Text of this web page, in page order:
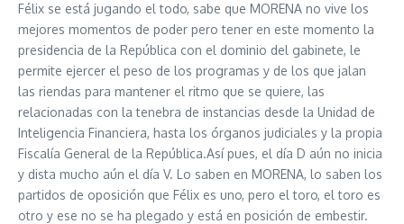
Félix se está jugando el todo, sabe que MORENA no vive los
mejores momentos de poder pero tener en este momento la
presidencia de la República con el dominio del gabinete, le
permite ejercer el peso de los programas y de los que jalan
las riendas para mantener el ritmo que se quiere, las
relacionadas con la tenebra de instancias desde la Unidad de
Inteligencia Financiera, hasta los órganos judiciales y la propia
Fiscalía General de la República.Así pues, el día D aún no inicia
y dista mucho aún el día V. Lo saben en MORENA, lo saben los
partidos de oposición que Félix es uno, pero el toro, el toro es
otro y ese no se ha plegado y está en posición de embestir.